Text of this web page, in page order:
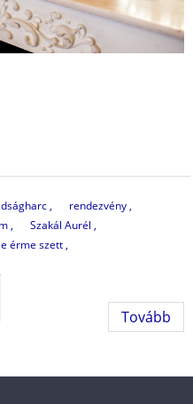
rendezvény
Szakál Aurél
érme szett
Tovább